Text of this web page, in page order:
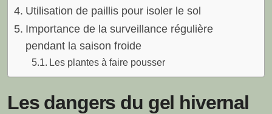
Utilisation de paillis pour isoler le sol
Importance de la surveillance régulière
pendant la saison froide
Les plantes à faire pousser
Les dangers du gel hivernal